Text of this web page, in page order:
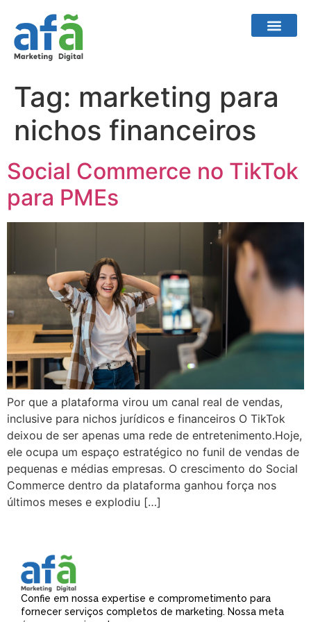
Tag: marketing para
nichos financeiros
Social Commerce no TikTok
para PMEs
Por que a plataforma virou um canal real de vendas,
inclusive para nichos jurídicos e financeiros O TikTok
deixou de ser apenas uma rede de entretenimento.Hoje,
ele ocupa um espaço estratégico no funil de vendas de
pequenas e médias empresas. O crescimento do Social
Commerce dentro da plataforma ganhou força nos
últimos meses e explodiu […]
Confie em nossa expertise e comprometimento para
fornecer serviços completos de marketing. Nossa meta